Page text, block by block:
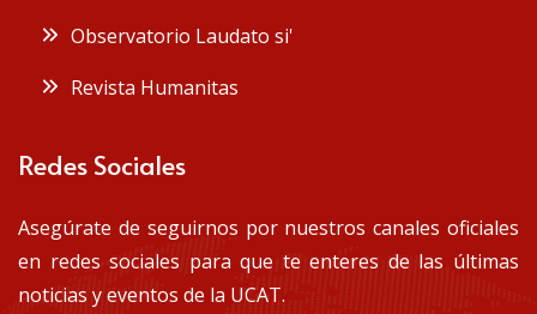
Observatorio Laudato si'
Revista Humanitas
Redes Sociales
Asegúrate de seguirnos por nuestros canales oficiales
en redes sociales para que te enteres de las últimas
noticias y eventos de la UCAT.